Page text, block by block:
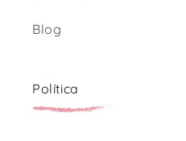
Blog
Política